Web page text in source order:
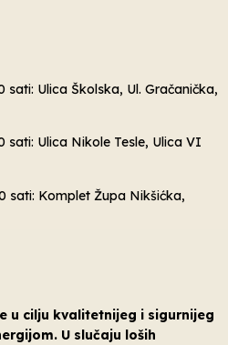
sati: Ulica Školska, Ul. Gračanička,
sati: Ulica Nikole Tesle, Ulica VI
sati: Komplet Župa Nikšićka,
u cilju kvalitetnijeg i sigurnijeg
U slučaju loših